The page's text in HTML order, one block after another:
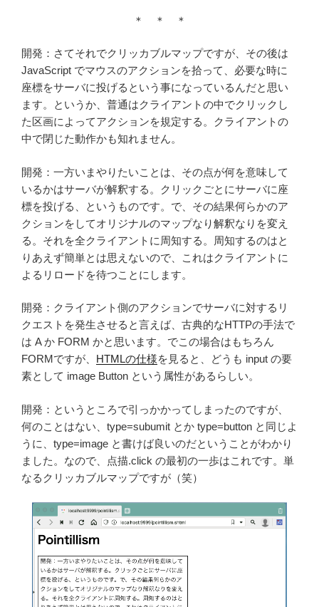
＊ ＊ ＊
開発：さてそれでクリッカブルマップですが、その後は
JavaScript でマウスのアクションを拾って、必要な時に
座標をサーバに投げるという事になっているんだと思い
ます。というか、普通はクライアントの中でクリックし
た区画によってアクションを規定する。クライアントの
中で閉じた動作かも知れません。
開発：一方いまやりたいことは、その点が何を意味して
いるかはサーバが解釈する。クリックごとにサーバに座
標を投げる、というものです。で、その結果何らかのア
クションをしてオリジナルのマップなり解釈なりを変え
る。それを全クライアントに周知する。周知するのはと
りあえず簡単とは思えないので、これはクライアントに
よるリロードを待つことにします。
開発：クライアント側のアクションでサーバに対するリ
クエストを発生させると言えば、古典的なHTTPの手法で
は A か FORM かと思います。でこの場合はもちろん
FORMですが、 HTMLの仕様を見ると、どうも input の要
素として image Button という属性があるらしい。
開発：というところで引っかかってしまったのですが、
何のことはない、type=subumit とか type=button と同じよ
うに、type=image と書けば良いのだということがわかり
ました。なので、点描.click の最初の一歩はこれです。単
なるクリッカブルマップですが（笑）